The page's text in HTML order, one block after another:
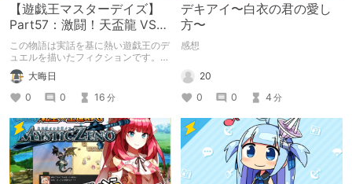
【遊戯王マスターデイズ】
Part57：激闘！天盃龍 VS
千年D【架空デュエル】
この物語は実話を基に熱い遊戯王のデ
ュエルを描いたフィクションです。
（自分用メモ：2025-05-14）
大晦日
0
0 16 分
デキアイ〜白衣の君の愛し
方〜
感想
20
0
0 4 分